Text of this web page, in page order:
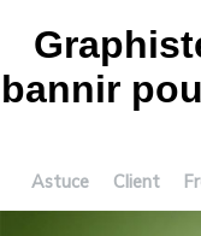
bannir
Astuce Client